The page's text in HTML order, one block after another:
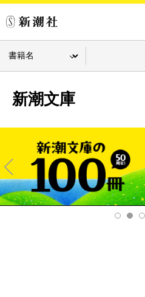
新潮文庫
Pre
v